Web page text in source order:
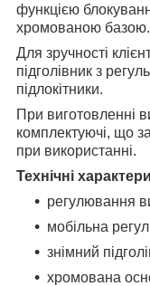
функцією
хромованою базою.
Для зручності
підголівник з
підлокітники.
При виготовленні
комплектуючі, що
при використанні.
Технічні
регулювання
мобільна
знімний
хромована